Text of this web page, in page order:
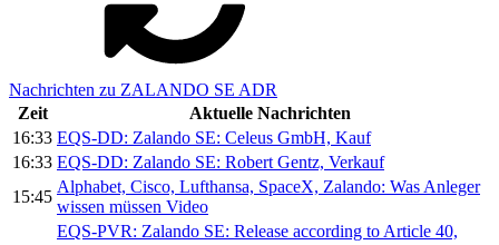
Nachrichten zu ZALANDO SE ADR
Zeit
Aktuelle Nachrichten
16:33 EQS-DD: Zalando SE: Celeus GmbH, Kauf
16:33 EQS-DD: Zalando SE: Robert Gentz, Verkauf
15:45
Alphabet, Cisco, Lufthansa, SpaceX, Zalando: Was Anleger
wissen müssen Video
EQS-PVR: Zalando SE: Release according to Article 40,